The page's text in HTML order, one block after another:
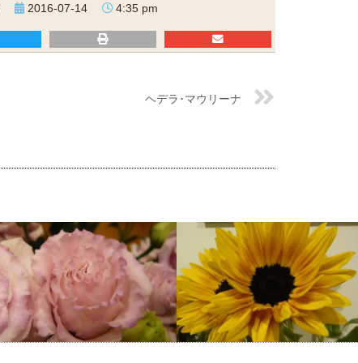
2016-07-14 4:35 pm
ヘデラ･マウリーナ